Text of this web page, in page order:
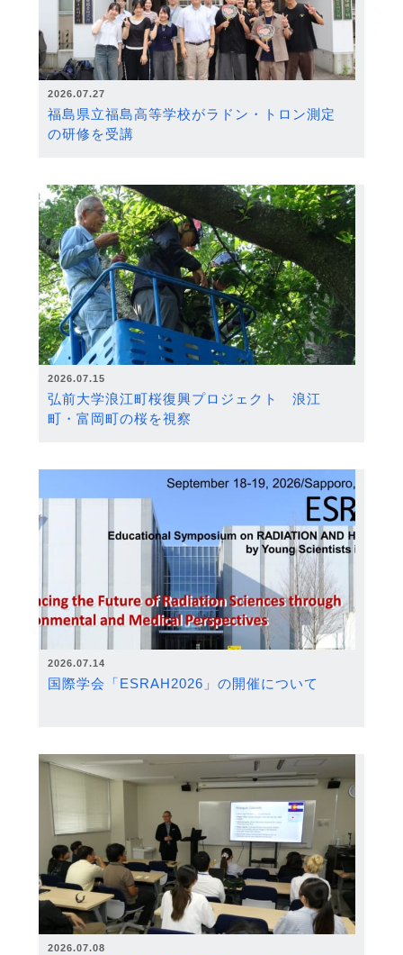
2026.07.27
福島県立福島高等学校がラドン・トロン測定
の研修を受講
2026.07.15
弘前大学浪江町桜復興プロジェクト 浪江
町・富岡町の桜を視察
2026.07.14
国際学会「ESRAH2026」の開催について
2026.07.08